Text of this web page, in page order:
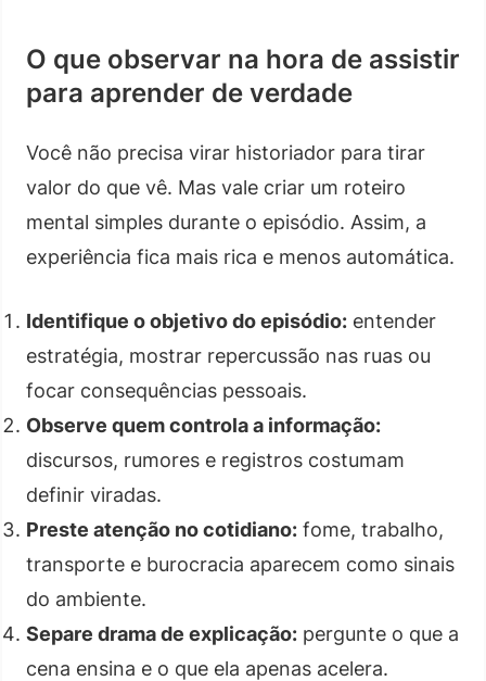
O que observar na hora de assistir
para aprender de verdade
Você não precisa virar historiador para tirar
valor do que vê. Mas vale criar um roteiro
mental simples durante o episódio. Assim, a
experiência fica mais rica e menos automática.
Identifique o objetivo do episódio: entender
estratégia, mostrar repercussão nas ruas ou
focar consequências pessoais.
Observe quem controla a informação:
discursos, rumores e registros costumam
definir viradas.
Preste atenção no cotidiano: fome, trabalho,
transporte e burocracia aparecem como sinais
do ambiente.
Separe drama de explicação: pergunte o que a
cena ensina e o que ela apenas acelera.